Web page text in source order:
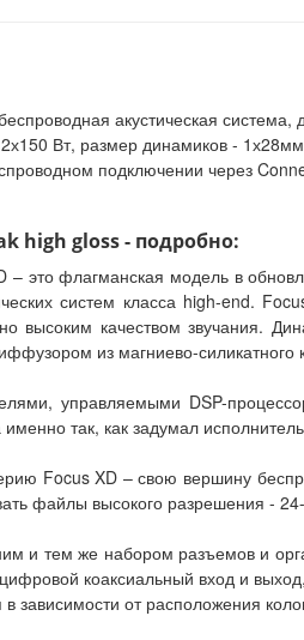
акустическая
2х150 Вт, размер динамиков -
подключении через
high gloss - подробно:
– это флагманская модель в
систем класса high-end.
высоким качеством звучания.
из магниево-
управляемыми DSP-
так, как задумал
Focus XD – свою вершину
файлы высокого разрешения -
и тем же набором разъемов и
коаксиальный вход и
зависимости от расположения